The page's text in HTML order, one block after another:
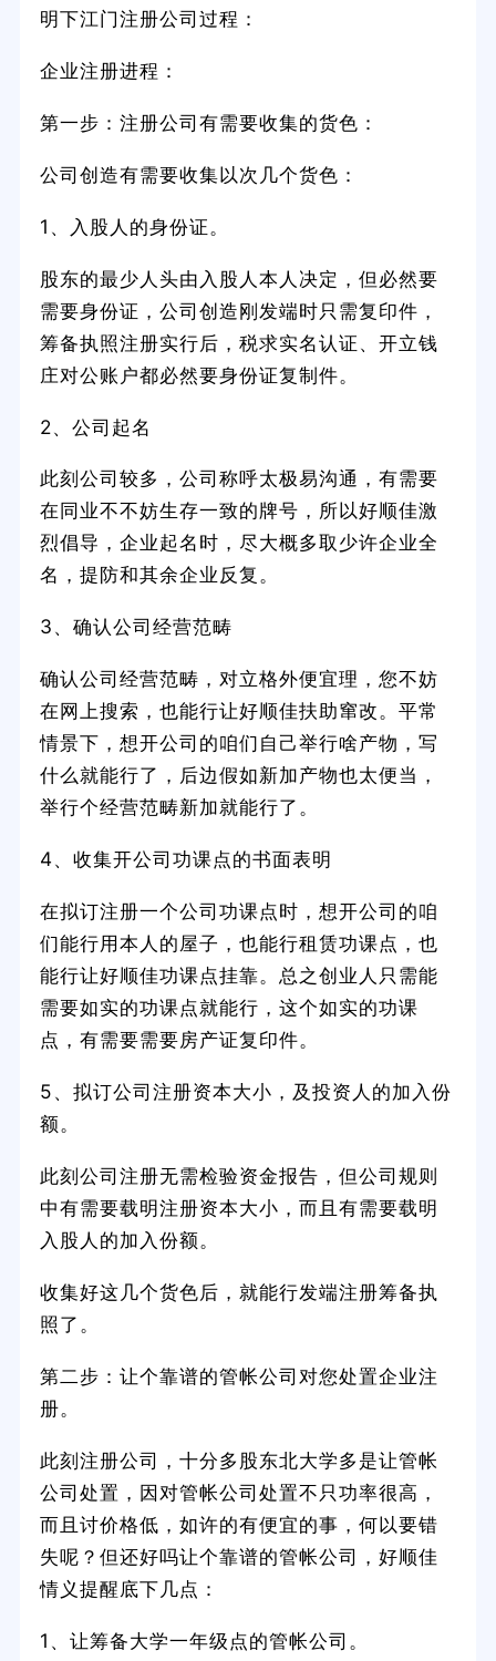
明下江门注册公司过程：
企业注册进程：
第一步：注册公司有需要收集的货色：
公司创造有需要收集以次几个货色：
1、入股人的身份证。
股东的最少人头由入股人本人决定，但必然要
需要身份证，公司创造刚发端时只需复印件，
筹备执照注册实行后，税求实名认证、开立钱
庄对公账户都必然要身份证复制件。
2、公司起名
此刻公司较多，公司称呼太极易沟通，有需要
在同业不不妨生存一致的牌号，所以好顺佳激
烈倡导，企业起名时，尽大概多取少许企业全
名，提防和其余企业反复。
3、确认公司经营范畴
确认公司经营范畴，对立格外便宜理，您不妨
在网上搜索，也能行让好顺佳扶助窜改。平常
情景下，想开公司的咱们自己举行啥产物，写
什么就能行了，后边假如新加产物也太便当，
举行个经营范畴新加就能行了。
4、收集开公司功课点的书面表明
在拟订注册一个公司功课点时，想开公司的咱
们能行用本人的屋子，也能行租赁功课点，也
能行让好顺佳功课点挂靠。总之创业人只需能
需要如实的功课点就能行，这个如实的功课
点，有需要需要房产证复印件。
5、拟订公司注册资本大小，及投资人的加入份
额。
此刻公司注册无需检验资金报告，但公司规则
中有需要载明注册资本大小，而且有需要载明
入股人的加入份额。
收集好这几个货色后，就能行发端注册筹备执
照了。
第二步：让个靠谱的管帐公司对您处置企业注
册。
此刻注册公司，十分多股东北大学多是让管帐
公司处置，因对管帐公司处置不只功率很高，
而且讨价格低，如许的有便宜的事，何以要错
失呢？但还好吗让个靠谱的管帐公司，好顺佳
情义提醒底下几点：
1、让筹备大学一年级点的管帐公司。